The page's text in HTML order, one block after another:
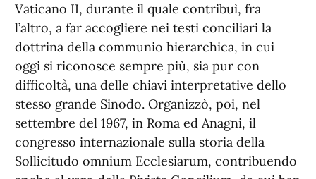
Vaticano II, durante il quale contribuì, fra
l’altro, a far accogliere nei testi conciliari la
dottrina della communio hierarchica, in cui
oggi si riconosce sempre più, sia pur con
difficoltà, una delle chiavi interpretative dello
stesso grande Sinodo. Organizzò, poi, nel
settembre del 1967, in Roma ed Anagni, il
congresso internazionale sulla storia della
Sollicitudo omnium Ecclesiarum, contribuendo